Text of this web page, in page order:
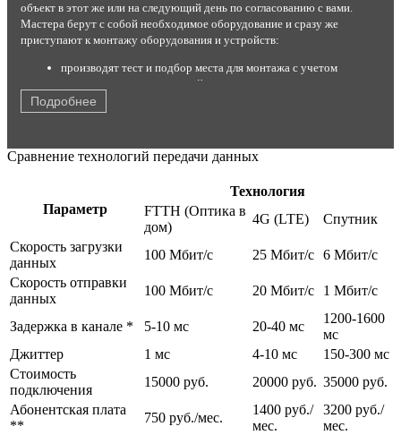
объект в этот же или на следующий день по согласованию с вами.
Мастера берут с собой необходимое оборудование и сразу же
приступают к монтажу оборудования и устройств:
производят тест и подбор места для монтажа с учетом
результатов теста и условий эксплуатации;
устанавливают комплект на стену или крышу;
настраивают максимальный прием сигнала от станции;
кодируют канал от постороннего вмешательства;
производят тестирование работы оборудования в
После этого быстрый интернет со стабильным соединением готов к
работе. Для абонентов с разными потребностями мы предлагаем
скорости на выгодных условиях. Вне зависимости от тарифа заказчики
трафику и могут выходить в интернет с любого домашнего
устройства: планшета, смартфона, ноутбука, стационарного
компьютера.
Возможна установка цифрового и спутникового телевидения с
большим количеством цифровых каналов, организация удаленного
видеонаблюдения. Помимо этого live-telecom обеспечивает
круглосуточную поддержку абонентов и оперативно решает
информационные и технические проблемы.
Подробнее
Сравнение технологий передачи данных
Параметр
Технология
FTTH (Оптика в
дом)
4G (LTE)
Спутник
Скорость загрузки
данных
100 Мбит/c 25 Мбит/c 6 Мбит/c
Скорость отправки
данных
100 Мбит/c 20 Мбит/c 1 Мбит/c
Задержка в канале * 5-10 мс 20-40 мс
1200-1600
мс
Джиттер
1 мс 4-10 мс
150-300 мс
Стоимость
подключения
15000 руб. 20000 руб. 35000 руб.
Абонентская плата
**
750 руб./мес.
1400 руб./
мес.
3200 руб./
мес.